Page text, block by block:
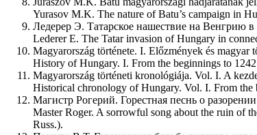
Yurasov M.K. The nature of Batu’s campaign in
Ледерер Э. Татарское нашествие на Венгрию
Lederer E. The Tatar invasion of Hungary in
Magyarország története. I. Előzmények és
History of Hungary. I. From the beginnings to
Magyarország történeti kronológiája. Vol. I. A
Historical chronology of Hungary. Vol. I. From
Магистр Рогерий. Горестная песнь о
Master Roger. A sorrowful song about the ruin of
Russ.).